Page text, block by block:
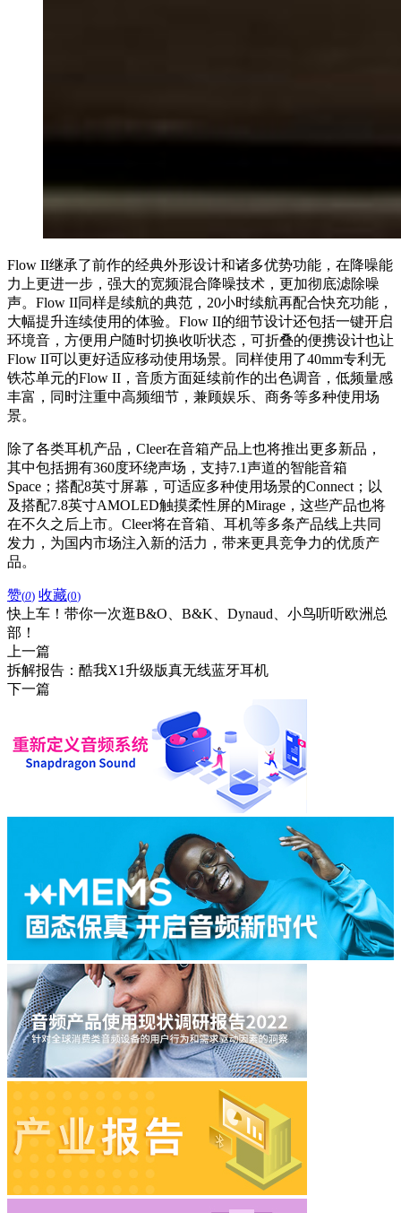
Flow II继承了前作的经典外形设计和诸多优势功能，在降噪能
力上更进一步，强大的宽频混合降噪技术，更加彻底滤除噪
声。Flow II同样是续航的典范，20小时续航再配合快充功能，
大幅提升连续使用的体验。Flow II的细节设计还包括一键开启
环境音，方便用户随时切换收听状态，可折叠的便携设计也让
Flow II可以更好适应移动使用场景。同样使用了40mm专利无
铁芯单元的Flow II，音质方面延续前作的出色调音，低频量感
丰富，同时注重中高频细节，兼顾娱乐、商务等多种使用场
景。
除了各类耳机产品，Cleer在音箱产品上也将推出更多新品，
其中包括拥有360度环绕声场，支持7.1声道的智能音箱
Space；搭配8英寸屏幕，可适应多种使用场景的Connect；以
及搭配7.8英寸AMOLED触摸柔性屏的Mirage，这些产品也将
在不久之后上市。Cleer将在音箱、耳机等多条产品线上共同
发力，为国内市场注入新的活力，带来更具竞争力的优质产
品。
赞(0) 收藏(0)
快上车！带你一次逛B&O、B&K、Dynaud、小鸟听听欧洲总
部！
上一篇
拆解报告：酷我X1升级版真无线蓝牙耳机
下一篇